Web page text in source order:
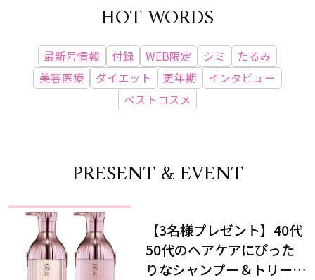
HOT WORDS
最新号情報 付録 WEB限定 シミ
たるみ
美容医療
ダイエット 更年期
インタビュー
ベストコスメ
PRESENT & EVENT
【3名様プレゼント】40代
50代のヘアケアにぴった
りなシャンプー＆トリート